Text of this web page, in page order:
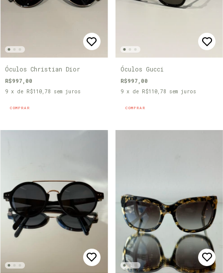
Óculos Christian Dior
R$997,00
9 x de R$110,78 sem juros
COMPRAR
Óculos Gucci
R$997,00
9 x de R$110,78 sem juros
COMPRAR